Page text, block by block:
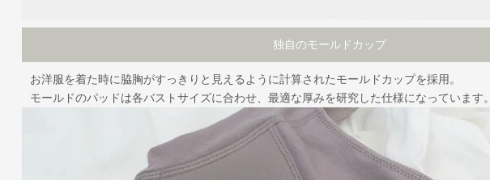
独自のモールドカップ
お洋服を着た時に脇胸がすっきりと見えるように計算されたモールドカップを採用。
モールドのパッドは各バストサイズに合わせ、最適な厚みを研究した仕様になっています。